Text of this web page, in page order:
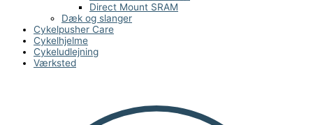
Direct Mount SRAM
Dæk og slanger
Cykelpusher Care
Cykelhjelme
Cykeludlejning
Værksted